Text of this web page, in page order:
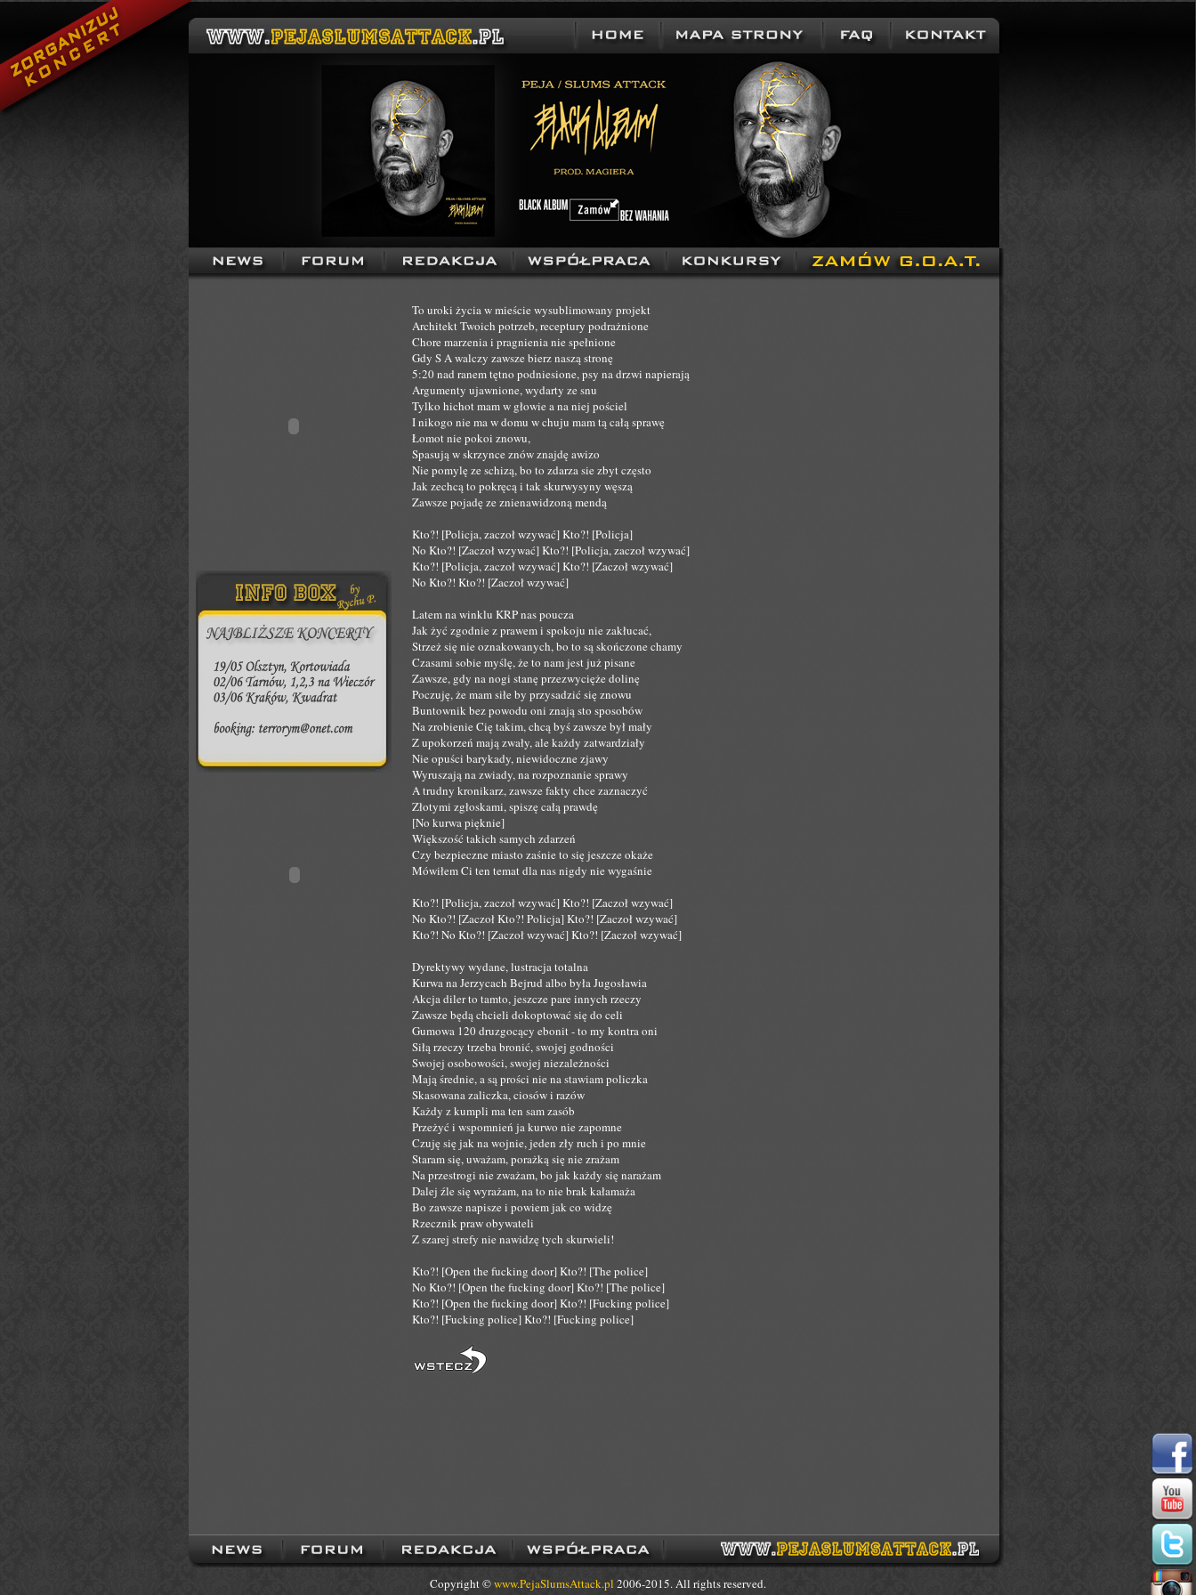
To uroki życia w mieście wysublimowany projekt
Architekt Twoich potrzeb, receptury podrażnione
Chore marzenia i pragnienia nie spełnione
Gdy S A walczy zawsze bierz naszą stronę
5:20 nad ranem tętno podniesione, psy na drzwi napierają
Argumenty ujawnione, wydarty ze snu
Tylko hichot mam w głowie a na niej pościel
I nikogo nie ma w domu w chuju mam tą całą sprawę
Łomot nie pokoi znowu,
Spasują w skrzynce znów znajdę awizo
Nie pomylę ze schizą, bo to zdarza sie zbyt często
Jak zechcą to pokręcą i tak skurwysyny węszą
Zawsze pojadę ze znienawidzoną mendą
Kto?! [Policja, zaczoł wzywać] Kto?! [Policja]
No Kto?! [Zaczoł wzywać] Kto?! [Policja, zaczoł wzywać]
Kto?! [Policja, zaczoł wzywać] Kto?! [Zaczoł wzywać]
No Kto?! Kto?! [Zaczoł wzywać]
Latem na winklu KRP nas poucza
Jak żyć zgodnie z prawem i spokoju nie zakłucać,
Strzeż się nie oznakowanych, bo to są skończone chamy
Czasami sobie myślę, że to nam jest już pisane
Zawsze, gdy na nogi stanę przezwycięże dolinę
Poczuję, że mam siłe by przysadzić się znowu
Buntownik bez powodu oni znają sto sposobów
Na zrobienie Cię takim, chcą byś zawsze był mały
Z upokorzeń mają zwały, ale każdy zatwardziały
Nie opuści barykady, niewidoczne zjawy
Wyruszają na zwiady, na rozpoznanie sprawy
A trudny kronikarz, zawsze fakty chce zaznaczyć
Złotymi zgłoskami, spiszę całą prawdę
[No kurwa pięknie]
Większość takich samych zdarzeń
Czy bezpieczne miasto zaśnie to się jeszcze okaże
Mówiłem Ci ten temat dla nas nigdy nie wygaśnie
Kto?! [Policja, zaczoł wzywać] Kto?! [Zaczoł wzywać]
No Kto?! [Zaczoł Kto?! Policja] Kto?! [Zaczoł wzywać]
Kto?! No Kto?! [Zaczoł wzywać] Kto?! [Zaczoł wzywać]
Dyrektywy wydane, lustracja totalna
Kurwa na Jerzycach Bejrud albo była Jugosławia
Akcja diler to tamto, jeszcze pare innych rzeczy
Zawsze będą chcieli dokoptować się do celi
Gumowa 120 druzgocący ebonit - to my kontra oni
Siłą rzeczy trzeba bronić, swojej godności
Swojej osobowości, swojej niezależności
Mają średnie, a są prości nie na stawiam policzka
Skasowana zaliczka, ciosów i razów
Każdy z kumpli ma ten sam zasób
Przeżyć i wspomnień ja kurwo nie zapomne
Czuję się jak na wojnie, jeden zły ruch i po mnie
Staram się, uważam, porażką się nie zrażam
Na przestrogi nie zważam, bo jak każdy się narażam
Dalej źle się wyrażam, na to nie brak kałamaża
Bo zawsze napisze i powiem jak co widzę
Rzecznik praw obywateli
Z szarej strefy nie nawidzę tych skurwieli!
Kto?! [Open the fucking door] Kto?! [The police]
No Kto?! [Open the fucking door] Kto?! [The police]
Kto?! [Open the fucking door] Kto?! [Fucking police]
Kto?! [Fucking police] Kto?! [Fucking police]
Copyright ©www.PejaSlumsAttack.pl 2006-2015. All rights reserved.